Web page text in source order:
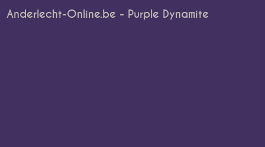
Anderlecht-Online.be - Purple Dynamite